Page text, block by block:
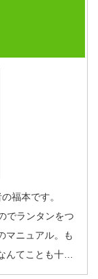
福本です。
でランタンをつ
マニュアル。も
んてことも十…